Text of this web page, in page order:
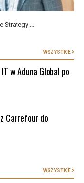
Strategy ...
WSZYSTKIE
w Aduna Global po
Carrefour do
WSZYSTKIE